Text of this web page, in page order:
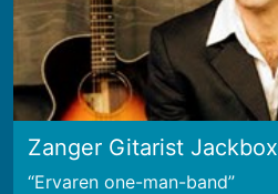
Zanger Gitarist Jackbox
Ervaren one-man-band